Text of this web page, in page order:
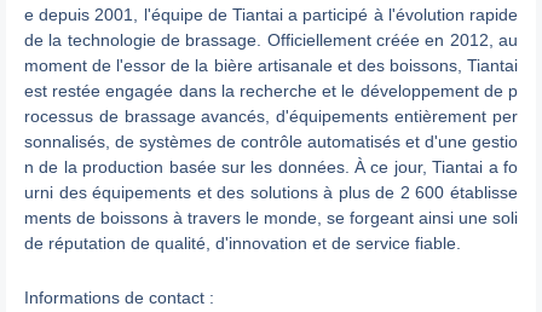
e depuis 2001, l'équipe de Tiantai a participé à l'évolution rapide
de la technologie de brassage. Officiellement créée en 2012, au
moment de l'essor de la bière artisanale et des boissons, Tiantai
est restée engagée dans la recherche et le développement de p
rocessus de brassage avancés, d'équipements entièrement per
sonnalisés, de systèmes de contrôle automatisés et d'une gestio
n de la production basée sur les données. À ce jour, Tiantai a fo
urni des équipements et des solutions à plus de 2 600 établisse
ments de boissons à travers le monde, se forgeant ainsi une soli
de réputation de qualité, d'innovation et de service fiable.
Informations de contact :